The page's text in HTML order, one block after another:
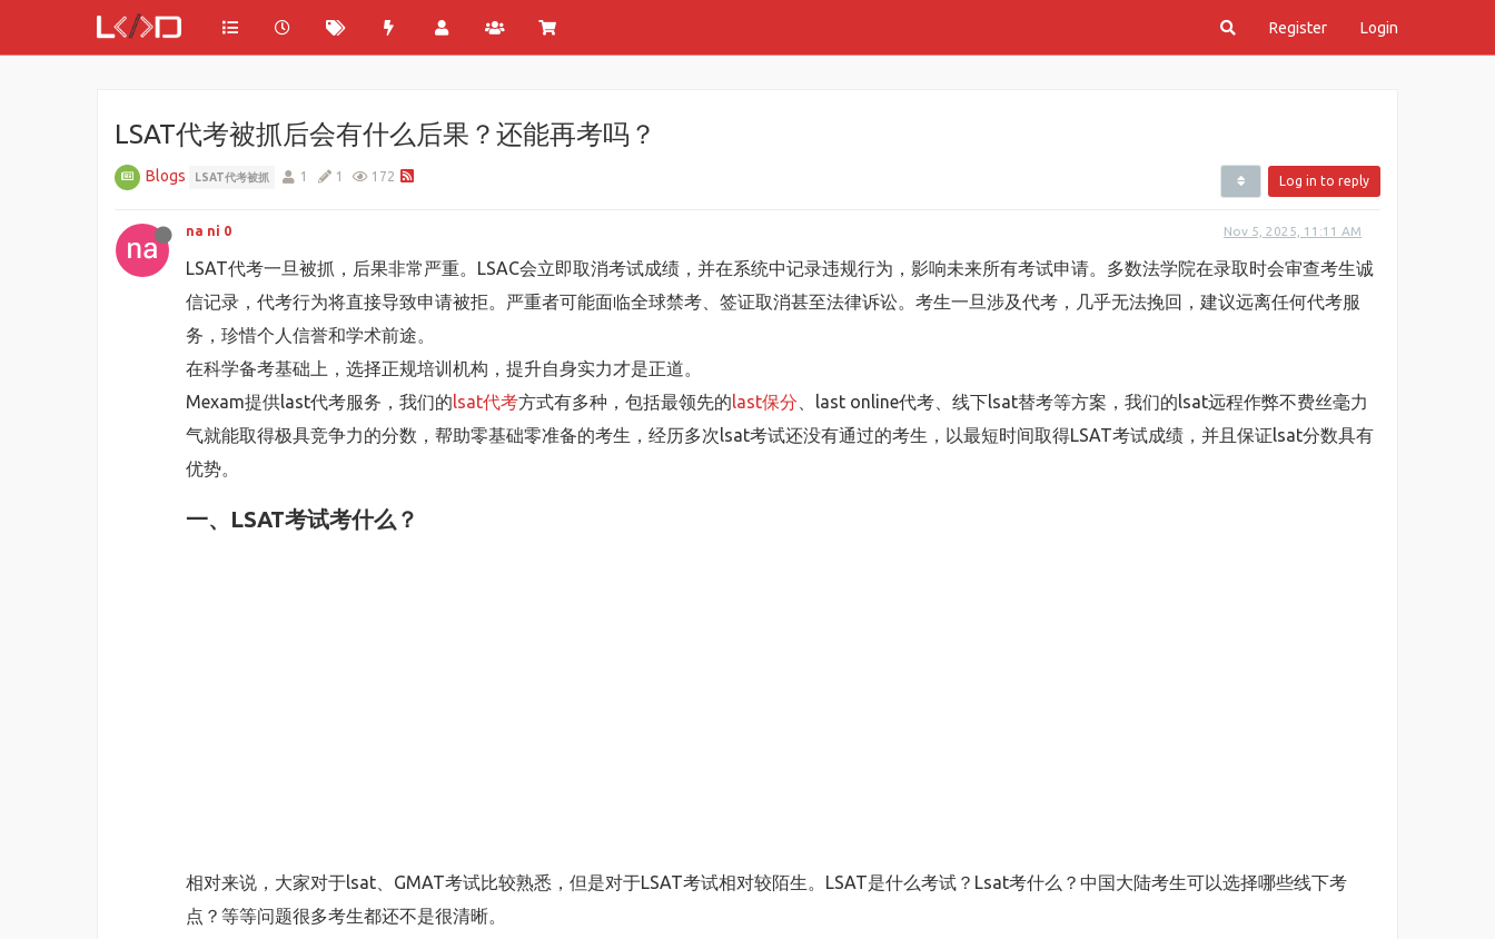
Register Login
LSAT代考被抓后会有什么后果？还能再考吗？
Blogs LSAT代考被抓 1 1 172 Log in to reply
na ni 0 Nov 5, 2025, 11:11 AM
LSAT代考一旦被抓，后果非常严重。LSAC会立即取消考试成绩，并在系统中记录违规行为，影响未来所有考试申请。多数法学院在录取时会审查考生诚
信记录，代考行为将直接导致申请被拒。严重者可能面临全球禁考、签证取消甚至法律诉讼。考生一旦涉及代考，几乎无法挽回，建议远离任何代考服
务，珍惜个人信誉和学术前途。
在科学备考基础上，选择正规培训机构，提升自身实力才是正道。
Mexam提供last代考服务，我们的lsat代考方式有多种，包括最领先的last保分 、last online代考、线下lsat替考等方案，我们的lsat远程作弊不费丝毫力
气就能取得极具竞争力的分数，帮助零基础零准备的考生，经历多次lsat考试还没有通过的考生，以最短时间取得LSAT考试成绩，并且保证lsat分数具有
优势。
一、LSAT考试考什么？
相对来说，大家对于lsat、GMAT考试比较熟悉，但是对于LSAT考试相对较陌生。LSAT是什么考试？Lsat考什么？中国大陆考生可以选择哪些线下考
点？等等问题很多考生都还不是很清晰。